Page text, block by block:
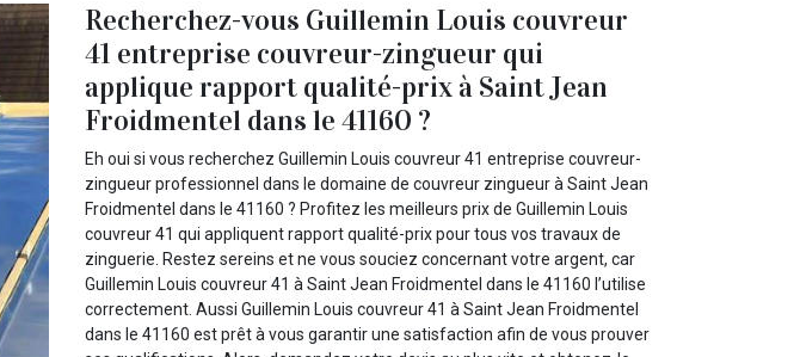
Recherchez-vous Guillemin Louis couvreur
41 entreprise couvreur-zingueur qui
applique rapport qualité-prix à Saint Jean
Froidmentel dans le 41160 ?
Eh oui si vous recherchez Guillemin Louis couvreur 41 entreprise couvreur-
zingueur professionnel dans le domaine de couvreur zingueur à Saint Jean
Froidmentel dans le 41160 ? Profitez les meilleurs prix de Guillemin Louis
couvreur 41 qui appliquent rapport qualité-prix pour tous vos travaux de
zinguerie. Restez sereins et ne vous souciez concernant votre argent, car
Guillemin Louis couvreur 41 à Saint Jean Froidmentel dans le 41160 l’utilise
correctement. Aussi Guillemin Louis couvreur 41 à Saint Jean Froidmentel
dans le 41160 est prêt à vous garantir une satisfaction afin de vous prouver